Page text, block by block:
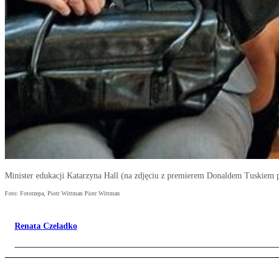
Minister edukacji Katarzyna Hall (na zdjęciu z premierem Donaldem Tuskiem
Foto: Fotorzepa, Piotr Wittman Piotr Wittman
Renata Czeladko